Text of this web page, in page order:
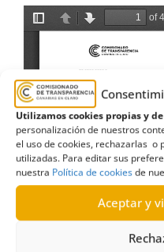
Utilizamos cookies propias y
personalización de nuestros
el uso de cookies, rechazarlas o
utilizadas. Para editar sus
nuestra Política de cookiesde
Aceptar y